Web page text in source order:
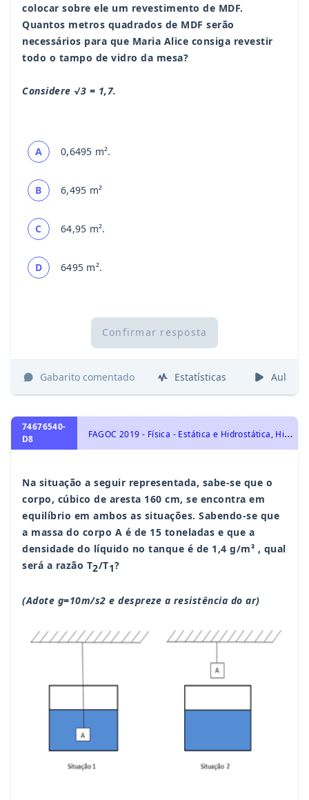
colocar sobre ele um revestimento de MDF.
Quantos metros quadrados de MDF serão
necessários para que Maria Alice consiga revestir
todo o tampo de vidro da mesa?
Considere √3 = 1,7.
A 0,6495 m².
B 6,495 m²
C 64,95 m².
D 6495 m².
Confirmar resposta
Gabarito comentado Estatísticas Aulas
74676540-
D8
F
AGOC 2019 - Física - Estática e Hidrostática, Hidrostática
Na situação a seguir representada, sabe-se que o
corpo, cúbico de aresta 160 cm, se encontra em
equilíbrio em ambos as situações. Sabendo-se que
a massa do corpo A é de 15 toneladas e que a
densidade do líquido no tanque é de 1,4 g/m³ , qual
será a razão T2/T1?
(Adote g=10m/s2 e despreze a resistência do ar)